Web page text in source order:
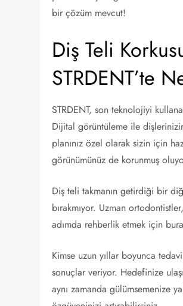
bir çözüm mevcut!
Diş Teli
STRDENT’te
STRDENT, son teknolojiyi
Dijital görüntüleme ile
planınız özel olarak sizin için
görünümünüz de korunmuş
Diş teli takmanın getirdiği bir
bırakmıyor. Uzman
adımda rehberlik etmek için
Kimse uzun yıllar boyunca
sonuçlar veriyor. Hedefinize
aynı zamanda gülümsemenize